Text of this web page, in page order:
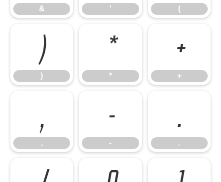
& ' (
)
)
*
*
+
+
,
,
-
-
.
.